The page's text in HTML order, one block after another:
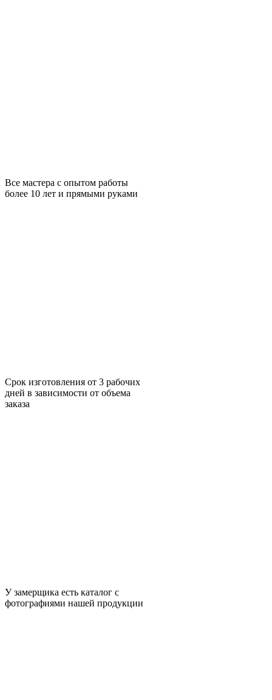
Все мастера с опытом работы
более 10 лет и прямыми руками
Срок изготовления от 3 рабочих
дней в зависимости от объема
заказа
У замерщика есть каталог с
фотографиями нашей продукции